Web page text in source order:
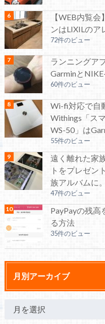
【WEB内覧
ンはLIXILのア
72件のビュー
ランニングア
Garminと
60件のビュー
Wi-fi対応で自
Withings「ス
WS-50」は
55件のビュー
遠く離れた家
トをプレゼン
族アルバムに。
47件のビュー
PayPayの残高
る方法
35件のビュー
月別アーカイブ